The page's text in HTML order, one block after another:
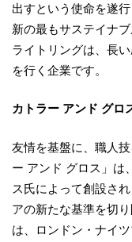
出すという使命を遂
新の最もサステイナ
ライトリングは、長
を行く企業です。
カトラー アンド グロ
友情を基盤に、職人
ー アンド グロス」は
ス氏によって創設さ
アの新たな基準を切
は、ロンドン・ナイ